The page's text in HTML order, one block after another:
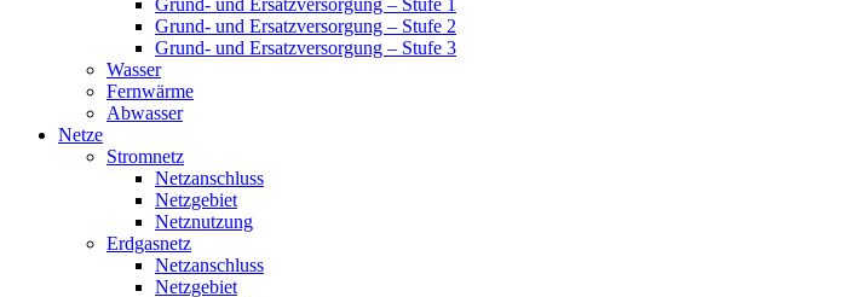
Grund- und Ersatzversorgung – Stufe 1
Grund- und Ersatzversorgung – Stufe 2
Grund- und Ersatzversorgung – Stufe 3
Wasser
Fernwärme
Abwasser
Netze
Stromnetz
Netzanschluss
Netzgebiet
Netznutzung
Erdgasnetz
Netzanschluss
Netzgebiet